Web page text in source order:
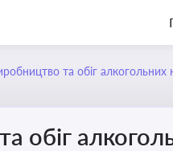
та обіг алкогольних
обіг